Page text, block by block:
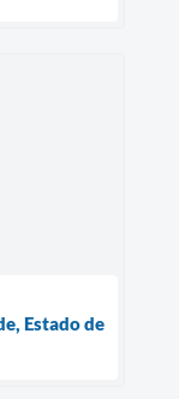
Estado de